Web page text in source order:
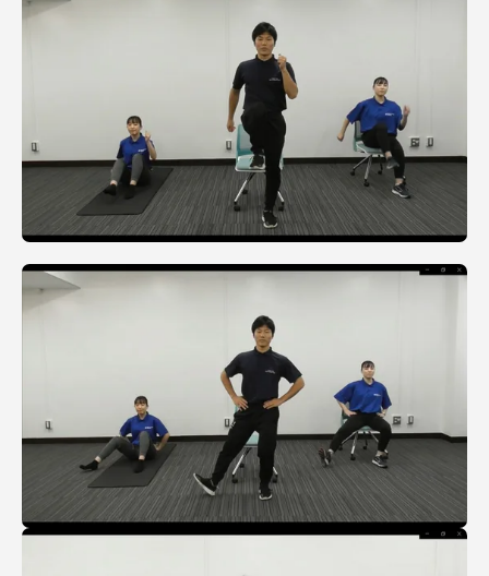
TOKAIスポーツ
ニュースリリース
認証評価
教育研究上の目的及び養成する人材像と３つの